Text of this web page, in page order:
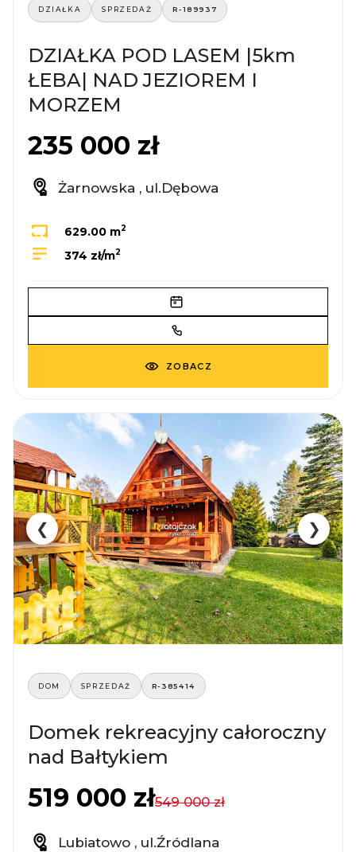
DZIAŁKA SPRZEDAŻ R-189937
DZIAŁKA POD LASEM |5km
ŁEBA| NAD JEZIOREM I
MORZEM
235 000 zł
Żarnowska , ul.Dębowa
629.00 m2
374 zł/m2
ZOBACZ
❮ ❯
DOM SPRZEDAŻ R-385414
Domek rekreacyjny całoroczny
nad Bałtykiem
519 000 zł549 000 zł
Lubiatowo , ul.Źródlana